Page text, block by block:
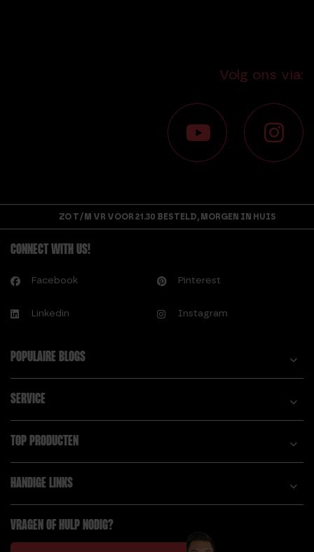
Volg ons via:
ZO T/M VR VOOR 21.30 BESTELD, MORGEN IN HUIS
CONNECT WITH US!
Facebook Pinterest
Linkedin Instagram
POPULAIRE BLOGS
SERVICE
TOP PRODUCTEN
HANDIGE LINKS
VRAGEN OF HULP NODIG?